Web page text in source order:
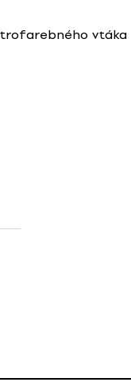
vtáka